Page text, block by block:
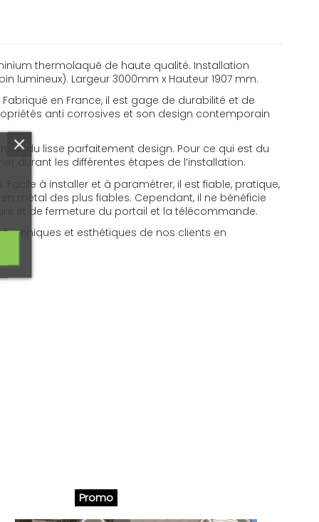
thermolaqué de haute qualité. Installation
Largeur 3000mm x Hauteur 1907 mm.
en France, il est gage de durabilité et de
anti corrosives et son design contemporain
rendu lisse parfaitement design. Pour ce qui est du
durant les différentes étapes de l’installation.
à installer et à paramétrer, il est fiable, pratique,
métal des plus fiables. Cependant, il ne bénéficie
et de fermeture du portail et la télécommande.
et esthétiques de nos clients en
Promo